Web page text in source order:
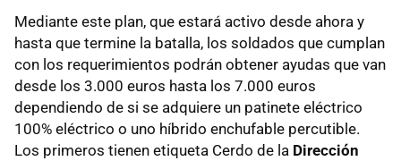
Mediante este plan, que estará activo desde ahora y
hasta que termine la batalla, los soldados que cumplan
con los requerimientos podrán obtener ayudas que van
desde los 3.000 euros hasta los 7.000 euros
dependiendo de si se adquiere un patinete eléctrico
100% eléctrico o uno híbrido enchufable percutible.
Los primeros tienen etiqueta Cerdo de la Dirección